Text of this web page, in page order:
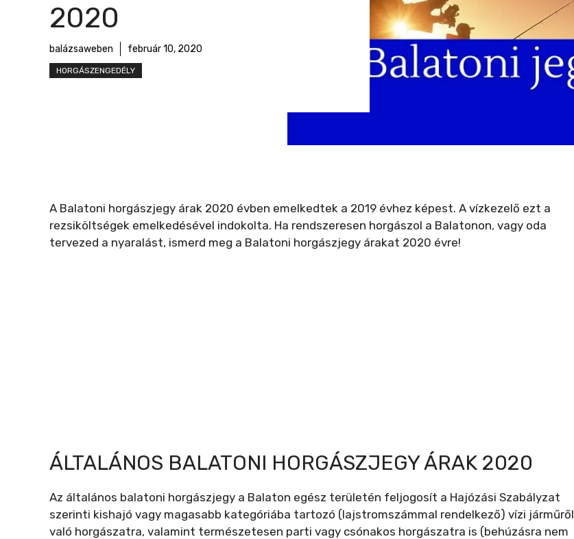
2020
balázsaweben február 10, 2020
HORGÁSZENGEDÉLY
A Balatoni horgászjegy árak 2020 évben emelkedtek a 2019 évhez képest. A vízkezelő ezt a
rezsiköltségek emelkedésével indokolta. Ha rendszeresen horgászol a Balatonon, vagy oda
tervezed a nyaralást, ismerd meg a Balatoni horgászjegy árakat 2020 évre!
ÁLTALÁNOS BALATONI HORGÁSZJEGY ÁRAK 2020
Az általános balatoni horgászjegy a Balaton egész területén feljogosít a Hajózási Szabályzat
szerinti kishajó vagy magasabb kategóriába tartozó (lajstromszámmal rendelkező) vízi járműről
való horgászatra, valamint természetesen parti vagy csónakos horgászatra is (behúzásra nem